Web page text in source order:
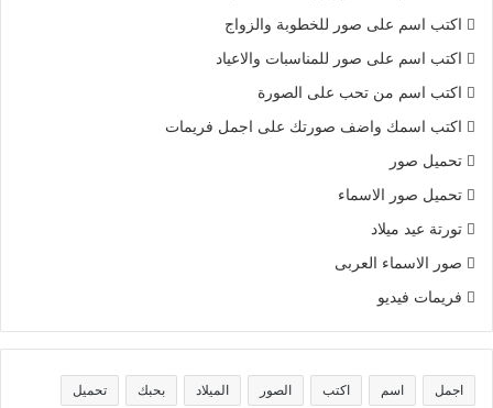
اكتب اسم على صور للخطوبة والزواج
اكتب اسم على صور للمناسبات والاعياد
اكتب اسم من تحب على الصورة
اكتب اسمك واضف صورتك على اجمل فريمات
تحميل صور
تحميل صور الاسماء
تورتة عيد ميلاد
صور الاسماء العربى
فريمات فيديو
اجمل اسم اكتب الصور الميلاد بحبك تحميل